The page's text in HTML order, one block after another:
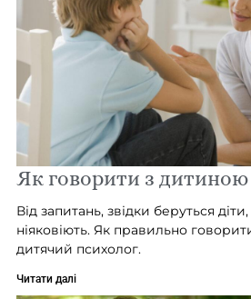
Як говорити з
Від запитань, звідки беруться
ніяковіють. Як правильно
дитячий психолог.
Читати далі